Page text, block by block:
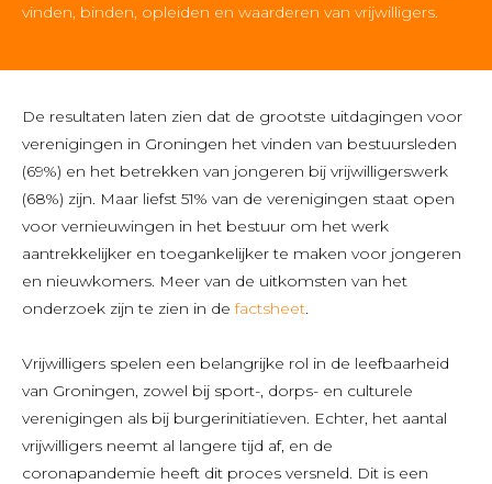
vinden, binden, opleiden en waarderen van vrijwilligers.
De resultaten laten zien dat de grootste uitdagingen voor
verenigingen in Groningen het vinden van bestuursleden
(69%) en het betrekken van jongeren bij vrijwilligerswerk
(68%) zijn. Maar liefst 51% van de verenigingen staat open
voor vernieuwingen in het bestuur om het werk
aantrekkelijker en toegankelijker te maken voor jongeren
en nieuwkomers. Meer van de uitkomsten van het
onderzoek zijn te zien in defactsheet
Vrijwilligers spelen een belangrijke rol in de leefbaarheid
van Groningen, zowel bij sport-, dorps- en culturele
verenigingen als bij burgerinitiatieven. Echter, het aantal
vrijwilligers neemt al langere tijd af, en de
coronapandemie heeft dit proces versneld. Dit is een